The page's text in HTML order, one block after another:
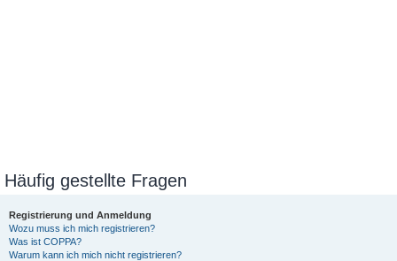
Häufig gestellte Fragen
Registrierung und Anmeldung
Wozu muss ich mich registrieren?
Was ist COPPA?
Warum kann ich mich nicht registrieren?